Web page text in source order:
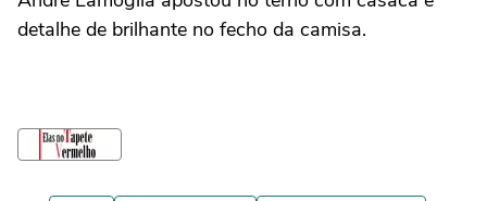
detalhe de brilhante no fecho da camisa.